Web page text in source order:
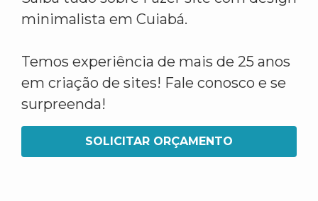
minimalista em Cuiabá.
Temos experiência de mais de 25 anos
em criação de sites! Fale conosco e se
surpreenda!
SOLICITAR ORÇAMENTO